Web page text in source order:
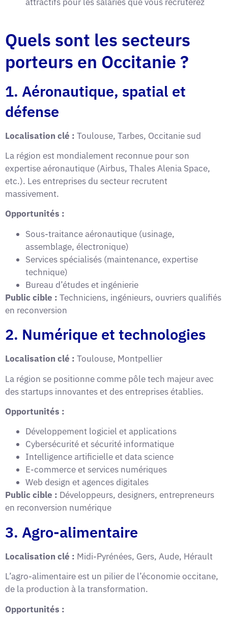
Quels sont les secteurs
porteurs en Occitanie ?
1. Aéronautique, spatial et
défense
Localisation clé : Toulouse, Tarbes, Occitanie sud
La région est mondialement reconnue pour son
expertise aéronautique (Airbus, Thales Alenia Space,
etc.). Les entreprises du secteur recrutent
massivement.
Opportunités :
Sous-traitance aéronautique (usinage,
assemblage, électronique)
Services spécialisés (maintenance, expertise
technique)
Bureau d’études et ingénierie
Public cible : Techniciens, ingénieurs, ouvriers qualifiés
en reconversion
2. Numérique et technologies
Localisation clé : Toulouse, Montpellier
La région se positionne comme pôle tech majeur avec
des startups innovantes et des entreprises établies.
Opportunités :
Développement logiciel et applications
Cybersécurité et sécurité informatique
Intelligence artificielle et data science
E-commerce et services numériques
Web design et agences digitales
Public cible : Développeurs, designers, entrepreneurs
en reconversion numérique
3. Agro-alimentaire
Localisation clé : Midi-Pyrénées, Gers, Aude, Hérault
L’agro-alimentaire est un pilier de l’économie occitane,
de la production à la transformation.
Opportunités :